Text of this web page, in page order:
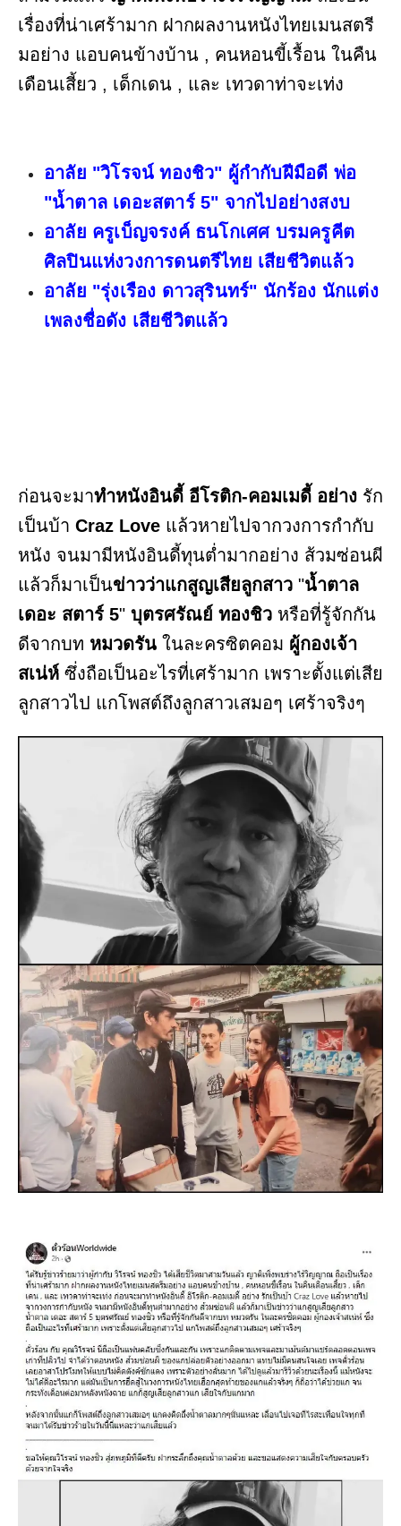
เรื่องที่น่าเศร้ามาก ฝากผลงานหนังไทยเมนสตรี
มอย่าง แอบคนข้างบ้าน , คนหอนขี้เรื้อน ในคืน
เดือนเสี้ยว , เด็กเดน , และ เทวดาท่าจะเท่ง
อาลัย "วิโรจน์ ทองชิว" ผู้กำกับฝีมือดี พ่อ
"น้ำตาล เดอะสตาร์ 5" จากไปอย่างสงบ
อาลัย ครูเบ็ญจรงค์ ธนโกเศศ บรมครูคีต
ศิลปินแห่งวงการดนตรีไทย เสียชีวิตแล้ว
อาลัย "รุ่งเรือง ดาวสุรินทร์" นักร้อง นักแต่ง
เพลงชื่อดัง เสียชีวิตแล้ว
ก่อนจะมาทำหนังอินดี้ อีโรติก-คอมเมดี้ อย่าง รัก
เป็นบ้า Craz Love แล้วหายไปจากวงการกำกับ
หนัง จนมามีหนังอินดี้ทุนต่ำมากอย่าง ส้วมซ่อนผี
แล้วก็มาเป็นข่าวว่าแกสูญเสียลูกสาว "น้ำตาล
เดอะ สตาร์ 5" บุตรศรัณย์ ทองชิว หรือที่รู้จักกัน
ดีจากบท หมวดรัน ในละครซิตคอม ผู้กองเจ้า
สเน่ห์ ซึ่งถือเป็นอะไรที่เศร้ามาก เพราะตั้งแต่เสีย
ลูกสาวไป แกโพสต์ถึงลูกสาวเสมอๆ เศร้าจริงๆ